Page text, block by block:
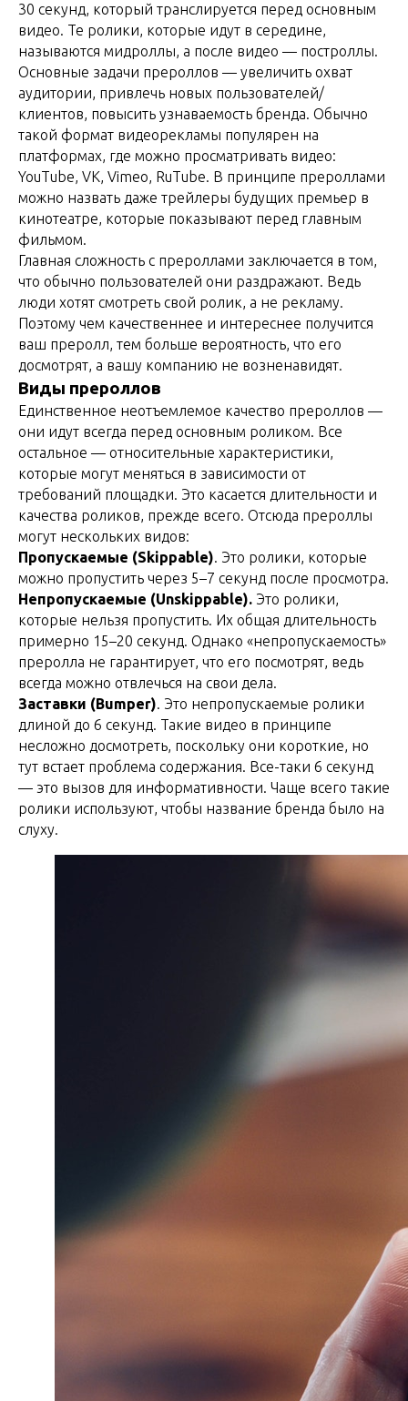
30 секунд, который транслируется перед основным
видео. Те ролики, которые идут в середине,
называются мидроллы, а после видео — построллы.
Основные задачи прероллов — увеличить охват
аудитории, привлечь новых пользователей/
клиентов, повысить узнаваемость бренда. Обычно
такой формат видеорекламы популярен на
платформах, где можно просматривать видео:
YouTube, VK, Vimeo, RuTube. В принципе прероллами
можно назвать даже трейлеры будущих премьер в
кинотеатре, которые показывают перед главным
фильмом.
Главная сложность с прероллами заключается в том,
что обычно пользователей они раздражают. Ведь
люди хотят смотреть свой ролик, а не рекламу.
Поэтому чем качественнее и интереснее получится
ваш преролл, тем больше вероятность, что его
досмотрят, а вашу компанию не возненавидят.
Виды прероллов
Единственное неотъемлемое качество прероллов —
они идут всегда перед основным роликом. Все
остальное — относительные характеристики,
которые могут меняться в зависимости от
требований площадки. Это касается длительности и
качества роликов, прежде всего. Отсюда прероллы
могут нескольких видов:
Пропускаемые (Skippable). Это ролики, которые
можно пропустить через 5–7 секунд после просмотра.
Непропускаемые (Unskippable). Это ролики,
которые нельзя пропустить. Их общая длительность
примерно 15–20 секунд. Однако «непропускаемость»
преролла не гарантирует, что его посмотрят, ведь
всегда можно отвлечься на свои дела.
Заставки (Bumper). Это непропускаемые ролики
длиной до 6 секунд. Такие видео в принципе
несложно досмотреть, поскольку они короткие, но
тут встает проблема содержания. Все-таки 6 секунд
— это вызов для информативности. Чаще всего такие
ролики используют, чтобы название бренда было на
слуху.